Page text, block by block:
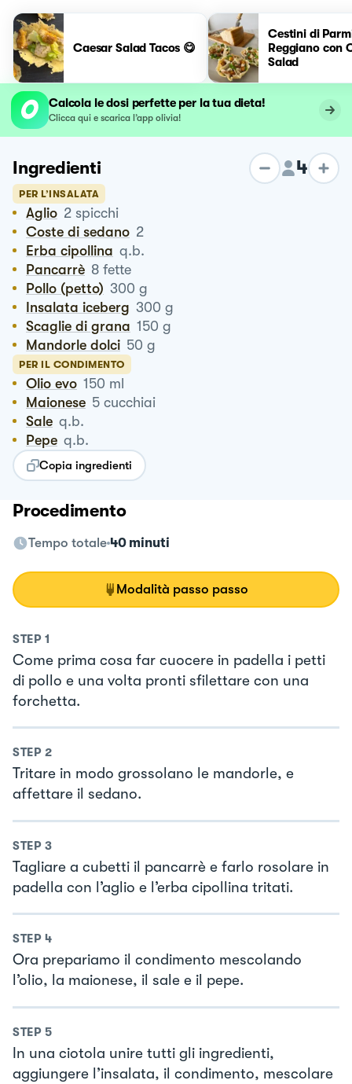
Caesar Salad Tacos 😋
Cestini di
Reggiano con
Salad
Calcola le dosi perfette per la tua dieta!
Clicca qui e scarica l’app olivia!
Ingredienti 4
PER L’INSALATA
Aglio 2 spicchi
Coste di sedano 2
Erba cipollina q.b.
Pancarrè 8 fette
Pollo (petto) 300 g
Insalata iceberg 300 g
Scaglie di grana 150 g
Mandorle dolci 50 g
PER IL CONDIMENTO
Olio evo 150 ml
Maionese 5 cucchiai
Sale q.b.
Pepe q.b.
Copia ingredienti
Procedimento
Tempo totale 40 minuti
Modalità passo passo
STEP 1
Come prima cosa far cuocere in padella i petti
di pollo e una volta pronti sfilettare con una
forchetta.
STEP 2
Tritare in modo grossolano le mandorle, e
affettare il sedano.
STEP 3
Tagliare a cubetti il pancarrè e farlo rosolare in
padella con l’aglio e l’erba cipollina tritati.
STEP 4
Ora prepariamo il condimento mescolando
l’olio, la maionese, il sale e il pepe.
STEP 5
In una ciotola unire tutti gli ingredienti,
aggiungere l’insalata, il condimento, mescolare